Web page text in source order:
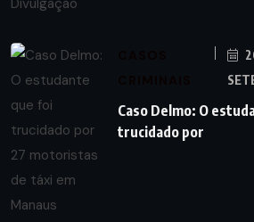
Caso Delmo: O
trucidado por